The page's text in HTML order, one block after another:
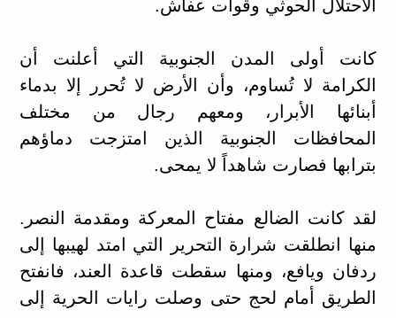
الاحتلال الحوثي وقوات عفاش.
كانت أولى المدن الجنوبية التي أعلنت أن
الكرامة لا تُساوم، وأن الأرض لا تُحرر إلا بدماء
أبنائها الأبرار، ومعهم رجال من مختلف
المحافظات الجنوبية الذين امتزجت دماؤهم
بترابها فصارت شاهداً لا يمحى.
لقد كانت الضالع مفتاح المعركة ومقدمة النصر.
منها انطلقت شرارة التحرير التي امتد لهيبها إلى
ردفان ويافع، ومنها سقطت قاعدة العند، فانفتح
الطريق أمام لحج حتى وصلت رايات الحرية إلى